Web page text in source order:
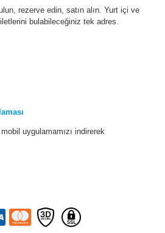
rezerve edin, satın alın. Yurt içi ve
bulabileceğiniz tek adres.
uygulamamızı indirerek